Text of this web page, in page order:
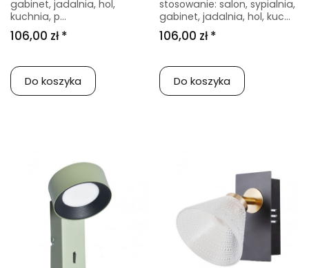
gabinet, jadalnia, hol,
kuchnia, p...
106,00 zł *
Do koszyka
stosowanie: salon, sypialnia,
gabinet, jadalnia, hol, kuc...
106,00 zł *
Do koszyka